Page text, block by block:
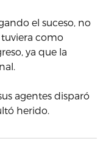
el suceso, no
como
ya que la
agentes disparó
herido.